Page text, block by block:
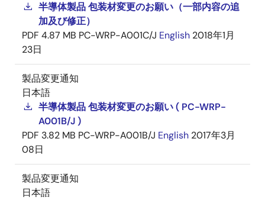
半導体製品 包装材変更のお願い（一部内容の追
加及び修正）
PDF 4.87 MB PC-WRP-A001C/J English 2018年1月
23日
製品変更通知
日本語
半導体製品 包装材変更のお願い ( PC-WRP-
A001B/J )
PDF 3.82 MB PC-WRP-A001B/J English 2017年3月
08日
製品変更通知
日本語